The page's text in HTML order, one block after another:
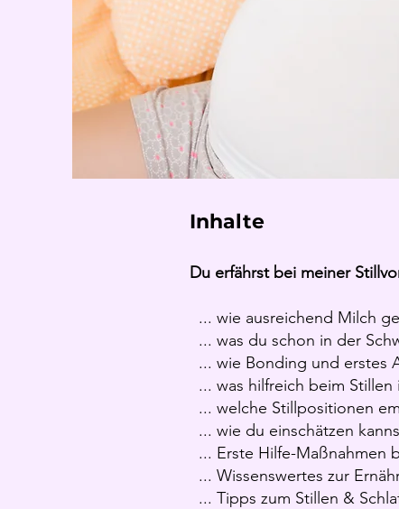
Inhalte
Du erfährst bei meiner
... wie ausreichend Milch
... was du schon in der
... wie Bonding und erstes
... was hilfreich beim
... welche Stillpositionen
... wie du einschätzen
... Erste Hilfe-Maßnahmen
... Wissenswertes zur
... Tipps zum Stillen &